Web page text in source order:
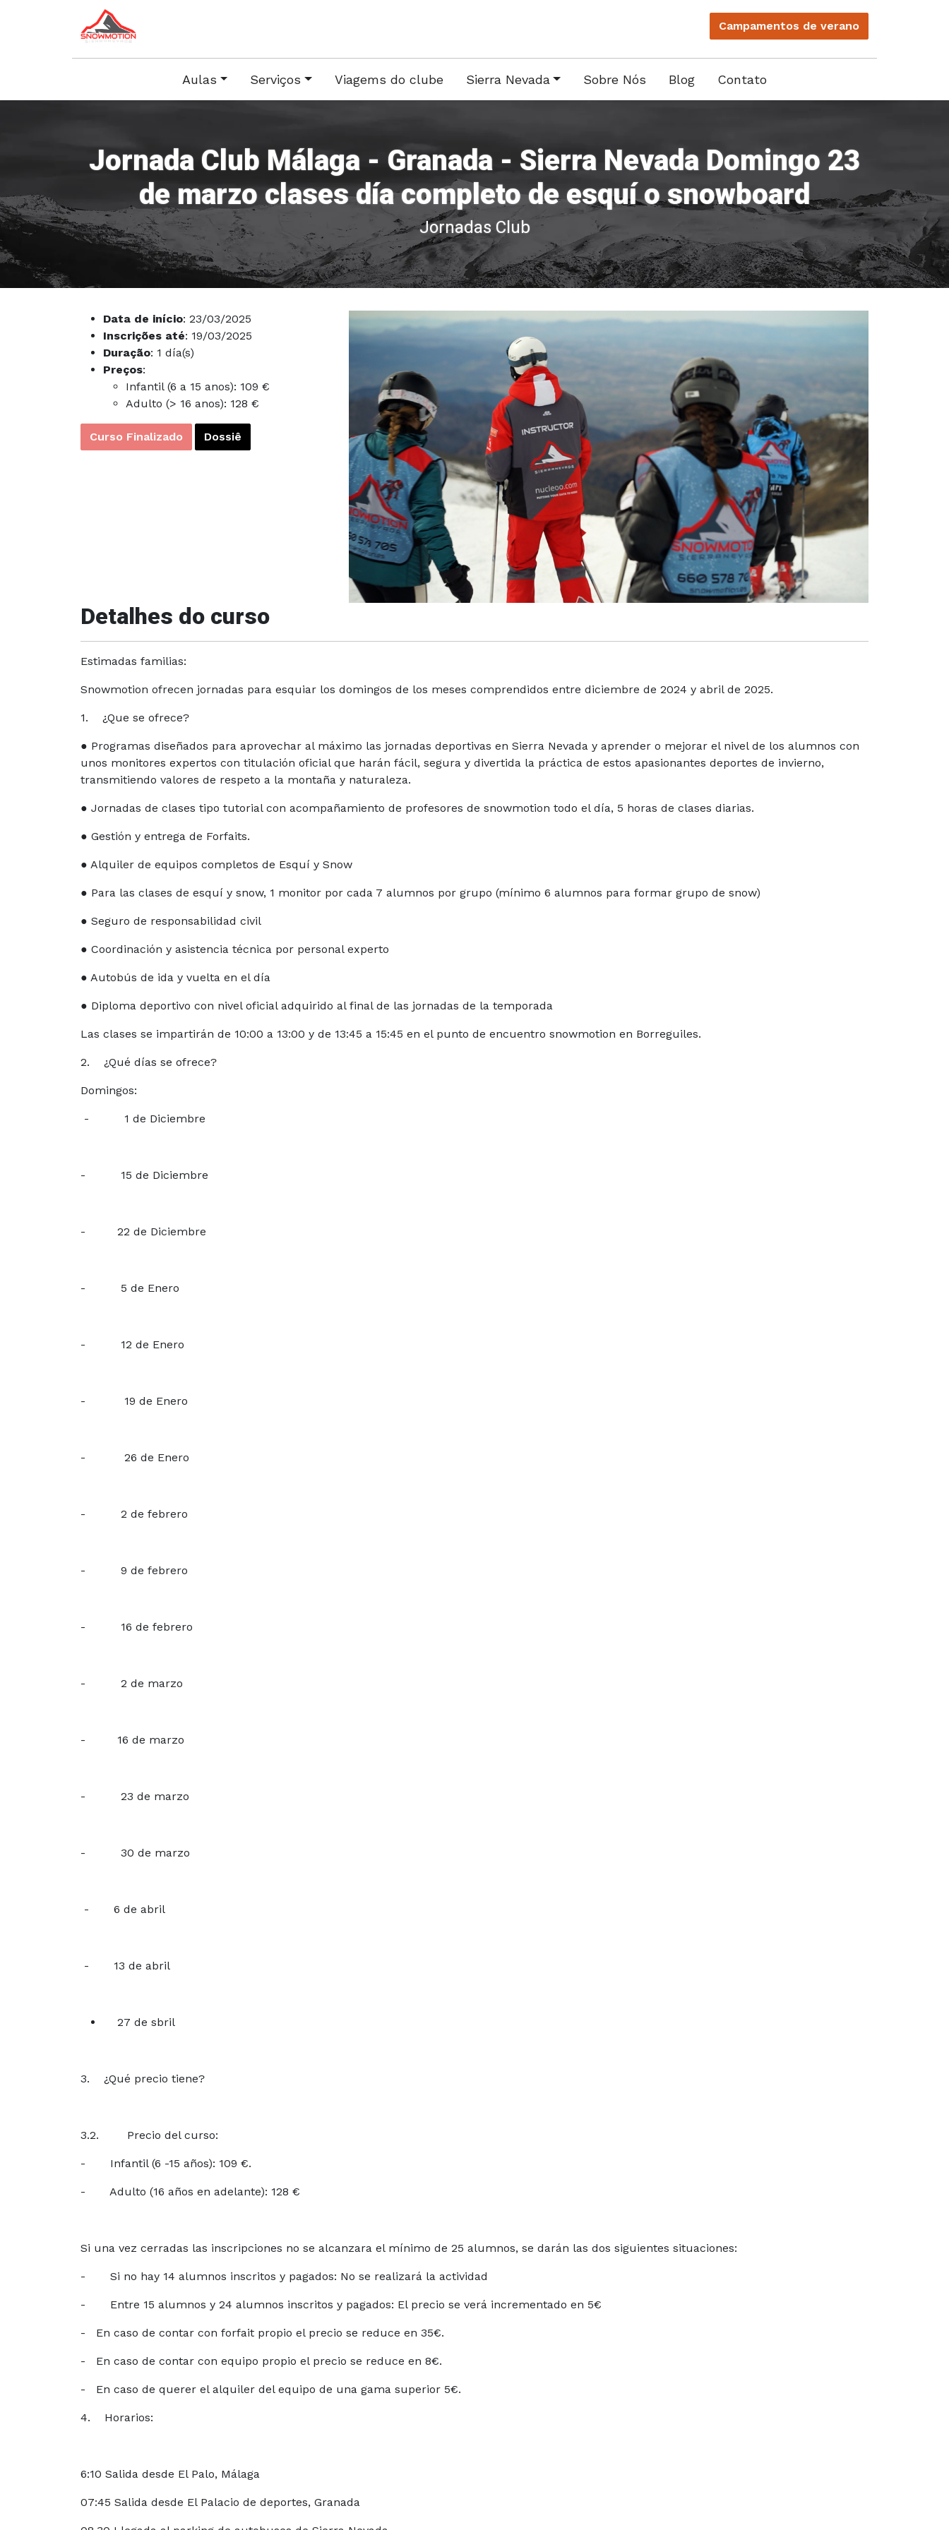
Campamentos de verano
Aulas Serviços Viagems do clube Sierra Nevada Sobre Nós Blog Contato
Jornada Club Málaga - Granada - Sierra Nevada Domingo 23
de marzo clases día completo de esquí o snowboard
Jornadas Club
Data de início: 23/03/2025
Inscrições até: 19/03/2025
Duração: 1 día(s)
Preços:
Infantil (6 a 15 anos): 109 €
Adulto (> 16 anos): 128 €
Curso Finalizado Dossiê
Detalhes do curso
Estimadas familias:
Snowmotion ofrecen jornadas para esquiar los domingos de los meses comprendidos entre diciembre de 2024 y abril de 2025.
1. ¿Que se ofrece?
● Programas diseñados para aprovechar al máximo las jornadas deportivas en Sierra Nevada y aprender o mejorar el nivel de los alumnos con
unos monitores expertos con titulación oficial que harán fácil, segura y divertida la práctica de estos apasionantes deportes de invierno,
transmitiendo valores de respeto a la montaña y naturaleza.
● Jornadas de clases tipo tutorial con acompañamiento de profesores de snowmotion todo el día, 5 horas de clases diarias.
● Gestión y entrega de Forfaits.
● Alquiler de equipos completos de Esquí y Snow
● Para las clases de esquí y snow, 1 monitor por cada 7 alumnos por grupo (mínimo 6 alumnos para formar grupo de snow)
● Seguro de responsabilidad civil
● Coordinación y asistencia técnica por personal experto
● Autobús de ida y vuelta en el día
● Diploma deportivo con nivel oficial adquirido al final de las jornadas de la temporada
Las clases se impartirán de 10:00 a 13:00 y de 13:45 a 15:45 en el punto de encuentro snowmotion en Borreguiles.
2. ¿Qué días se ofrece?
Domingos:
- 1 de Diciembre
- 15 de Diciembre
- 22 de Diciembre
- 5 de Enero
- 12 de Enero
- 19 de Enero
- 26 de Enero
- 2 de febrero
- 9 de febrero
- 16 de febrero
- 2 de marzo
- 16 de marzo
- 23 de marzo
- 30 de marzo
- 6 de abril
- 13 de abril
27 de sbril
3. ¿Qué precio tiene?
3.2. Precio del curso:
- Infantil (6 -15 años): 109 €.
- Adulto (16 años en adelante): 128 €
Si una vez cerradas las inscripciones no se alcanzara el mínimo de 25 alumnos, se darán las dos siguientes situaciones:
- Si no hay 14 alumnos inscritos y pagados: No se realizará la actividad
- Entre 15 alumnos y 24 alumnos inscritos y pagados: El precio se verá incrementado en 5€
- En caso de contar con forfait propio el precio se reduce en 35€.
- En caso de contar con equipo propio el precio se reduce en 8€.
- En caso de querer el alquiler del equipo de una gama superior 5€.
4. Horarios:
6:10 Salida desde El Palo, Málaga
07:45 Salida desde El Palacio de deportes, Granada